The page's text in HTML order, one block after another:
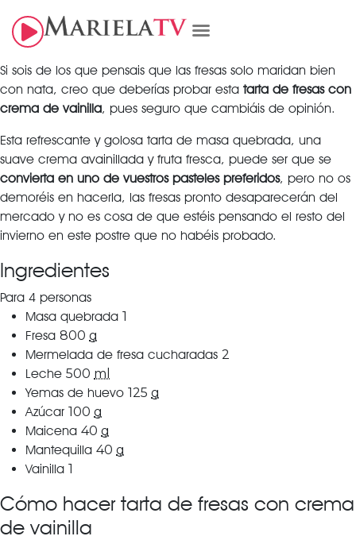
Si sois de los que pensais que las fresas solo maridan bien
con nata, creo que deberías probar esta tarta de fresas con
crema de vainilla, pues seguro que cambiáis de opinión.
Esta refrescante y golosa tarta de masa quebrada, una
suave crema avainillada y fruta fresca, puede ser que se
convierta en uno de vuestros pasteles preferidos, pero no os
demoréis en hacerla, las fresas pronto desaparecerán del
mercado y no es cosa de que estéis pensando el resto del
invierno en este postre que no habéis probado.
Ingredientes
Para 4 personas
Masa quebrada 1
Fresa 800 g
Mermelada de fresa cucharadas 2
Leche 500 ml
Yemas de huevo 125 g
Azúcar 100 g
Maicena 40 g
Mantequilla 40 g
Vainilla 1
Cómo hacer tarta de fresas con crema
de vainilla